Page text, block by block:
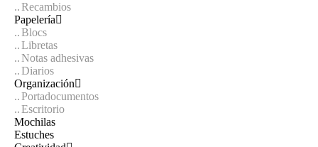
Recambios
Papelería
Blocs
Libretas
Notas adhesivas
Diarios
Organización
Portadocumentos
Escritorio
Mochilas
Estuches